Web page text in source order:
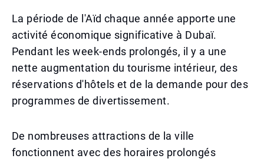
La période de l'Aïd chaque année apporte une
activité économique significative à Dubaï.
Pendant les week-ends prolongés, il y a une
nette augmentation du tourisme intérieur, des
réservations d'hôtels et de la demande pour des
programmes de divertissement.
De nombreuses attractions de la ville
fonctionnent avec des horaires prolongés